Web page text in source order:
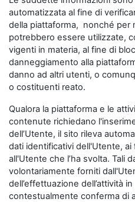
automatizzata al fine di
della piattaforma, nonché per
potrebbero essere utilizzate,
vigenti in materia, al fine di
danneggiamento alla
danno ad altri utenti, o
o costituenti reato.
Qualora la piattaforma e le
contenute richiedano
dell’Utente, il sito rileva
dati identificativi dell'Utente, ai
all'Utente che l’ha svolta. Tali
volontariamente forniti
dell’effettuazione dell’attività
contestualmente conferma di